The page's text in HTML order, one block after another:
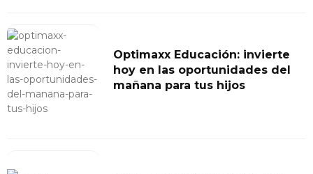
Optimaxx Educación: invierte
hoy en las oportunidades del
mañana para tus hijos